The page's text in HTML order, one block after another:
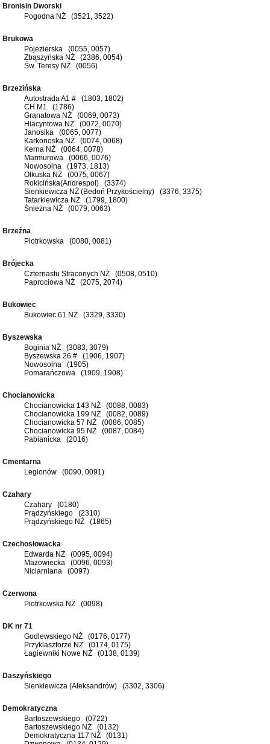
Bronisin Dworski
Pogodna NŻ (3521, 3522)
Brukowa
Pojezierska (0055, 0057)
Zbąszyńska NŻ (2386, 0054)
Św. Teresy NŻ (0056)
Brzezińska
Autostrada A1 # (1803, 1802)
CH M1 (1786)
Granatowa NŻ (0069, 0073)
Hiacyntowa NŻ (0072, 0070)
Janosika (0065, 0077)
Karkonoska NŻ (0074, 0068)
Kerna NŻ (0064, 0078)
Marmurowa (0066, 0076)
Nowosolna (1973, 1813)
Olkuska NŻ (0075, 0067)
Rokicińska(Andrespol) (3374)
Sienkiewicza NŻ (Bedoń Przykościelny) (3376, 3375)
Tatarkiewicza NŻ (1799, 1800)
Śnieżna NŻ (0079, 0063)
Brzeźna
Piotrkowska (0080, 0081)
Brójecka
Czternastu Straconych NŻ (0508, 0510)
Paprociowa NŻ (2075, 2074)
Bukowiec
Bukowiec 61 NŻ (3329, 3330)
Byszewska
Boginia NŻ (3083, 3079)
Byszewska 26 # (1906, 1907)
Nowosolna (1905)
Pomarańczowa (1909, 1908)
Chocianowicka
Chocianowicka 143 NŻ (0088, 0083)
Chocianowicka 199 NŻ (0082, 0089)
Chocianowicka 57 NŻ (0086, 0085)
Chocianowicka 95 NŻ (0087, 0084)
Pabianicka (2016)
Cmentarna
Legionów (0090, 0091)
Czahary
Czahary (0180)
Prądzyńskiego (2310)
Prądzyńskiego NŻ (1865)
Czechosłowacka
Edwarda NŻ (0095, 0094)
Mazowiecka (0096, 0093)
Niciarniana (0097)
Czerwona
Piotrkowska NŻ (0098)
DK nr 71
Godlewskiego NŻ (0176, 0177)
Przyklasztorze NŻ (0174, 0175)
Łagiewniki Nowe NŻ (0138, 0139)
Daszyńskiego
Sienkiewicza (Aleksandrów) (3302, 3306)
Demokratyczna
Bartoszewskiego (0722)
Bartoszewskiego NŻ (0132)
Demokratyczna 117 NŻ (0131)